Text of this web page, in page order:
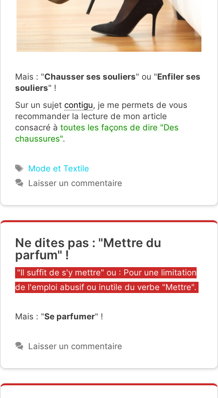
Mais : "Chausser ses souliers" ou "Enfiler ses
souliers" !
Sur un sujet contigu, je me permets de vous
recommander la lecture de mon article
consacré à toutes les façons de dire "Des
chaussures".
Étiquettes
Mode et Textile
Laisser un commentaire
Ne dites pas : "Mettre du
parfum" !
Catégories
"Il suffit de s'y mettre" ou : Pour une limitation
de l'emploi abusif ou inutile du verbe "Mettre".
Mais : "Se parfumer" !
Laisser un commentaire